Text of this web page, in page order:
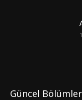
Güncel Bölümler